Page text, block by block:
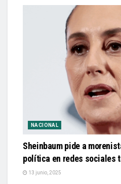
NACIONAL
Sheinbaum pide a
política en redes sociales
13 junio, 2025